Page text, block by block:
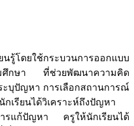
นรู้โดยใช้กระบวนการออกแบบ
มศึกษา ที่ช่วยพัฒนาความคิด
บุปัญหา การเลือกสถานการณ์
เรียนได้วิเคราะห์ถึงปัญหา
รแก้ปัญหา ครูให้นักเรียนได้